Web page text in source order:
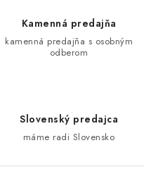
Kamenná predajňa
kamenná predajňa s osobným
odberom
Slovenský predajca
máme radi Slovensko